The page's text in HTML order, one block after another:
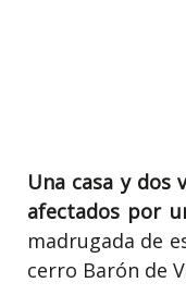
Una casa y dos
afectados por
madrugada de
cerro Barón de